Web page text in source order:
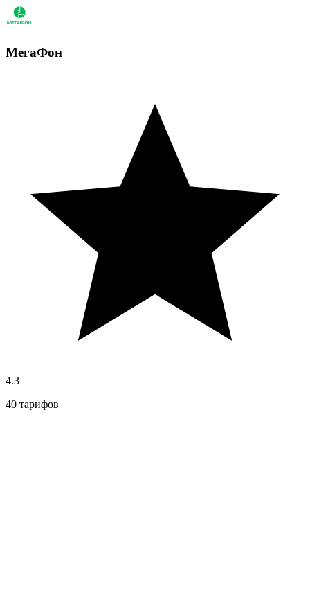
МегаФон
4.3
40 тарифов